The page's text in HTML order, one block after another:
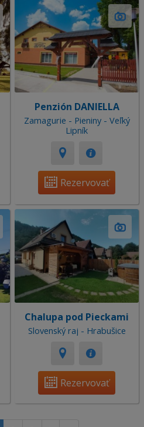
Penzión DANIELLA
Zamagurie - Pieniny - Veľký
Lipník
Rezervovať
Chalupa pod Pieckami
Slovenský raj - Hrabušice
Rezervovať